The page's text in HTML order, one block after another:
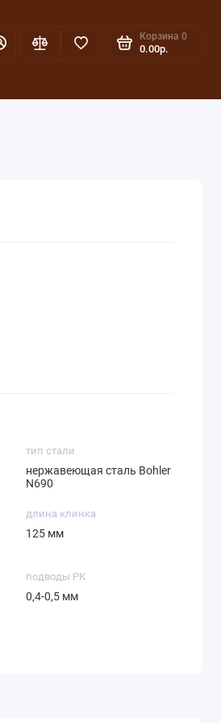
Корзина 0
0.00р.
тип стали
нержавеющая сталь Bohler
N690
длина клинка
125 мм
подводы РК
0,4-0,5 мм